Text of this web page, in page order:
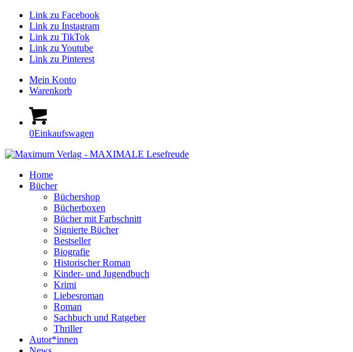
Link zu Facebook
Link zu Instagram
Link zu TikTok
Link zu Youtube
Link zu Pinterest
Mein Konto
Warenkorb
0Einkaufswagen
Home
Bücher
Büchershop
Bücherboxen
Bücher mit Farbschnitt
Signierte Bücher
Bestseller
Biografie
Historischer Roman
Kinder- und Jugendbuch
Krimi
Liebesroman
Roman
Sachbuch und Ratgeber
Thriller
Autor*innen